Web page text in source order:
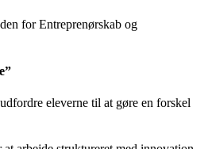
for Entreprenørskab og
eleverne til at gøre en forskel